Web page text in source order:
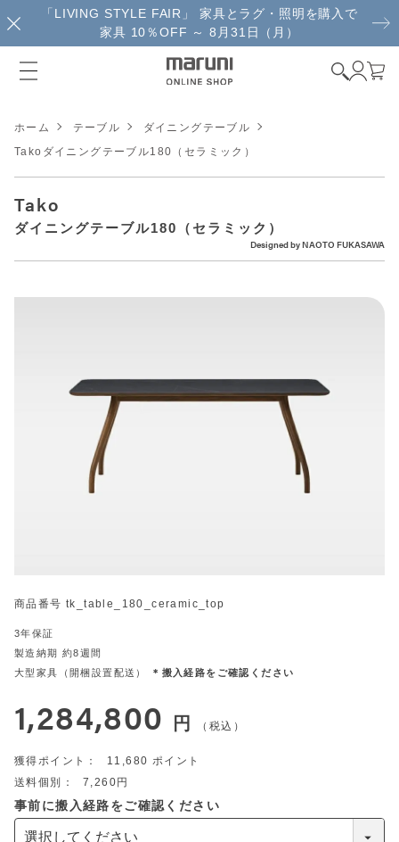
「LIVING STYLE FAIR」 家具とラグ・照明を購入で
家具 10％OFF ～ 8月31日（月）
ホーム テーブル
ダイニングテーブル
Takoダイニングテーブル180（セラミック）
Tako
ダイニングテーブル180（セラミック）
Designed byNAOTO FUKASAWA
商品番号 tk_table_180_ceramic_top
3年保証
製造納期 約8週間
大型家具（開梱設置配送）
＊搬入経路をご確認ください
1,284,800 税込
11,680
7,260
事前に搬入経路をご確認ください